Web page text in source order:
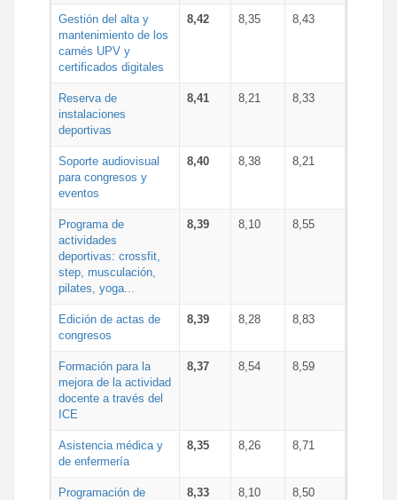
Gestión del alta y
mantenimiento de los
carnés UPV y
certificados digitales
8,42 8,35 8,43
Reserva de
instalaciones
deportivas
8,41 8,21 8,33
Soporte audiovisual
para congresos y
eventos
8,40 8,38 8,21
Programa de
actividades
deportivas: crossfit,
step, musculación,
pilates, yoga...
8,39 8,10 8,55
Edición de actas de
congresos
8,39 8,28 8,83
Formación para la
mejora de la actividad
docente a través del
ICE
8,37 8,54 8,59
Asistencia médica y
de enfermería
8,35 8,26 8,71
Programación de
8,33 8,10 8,50